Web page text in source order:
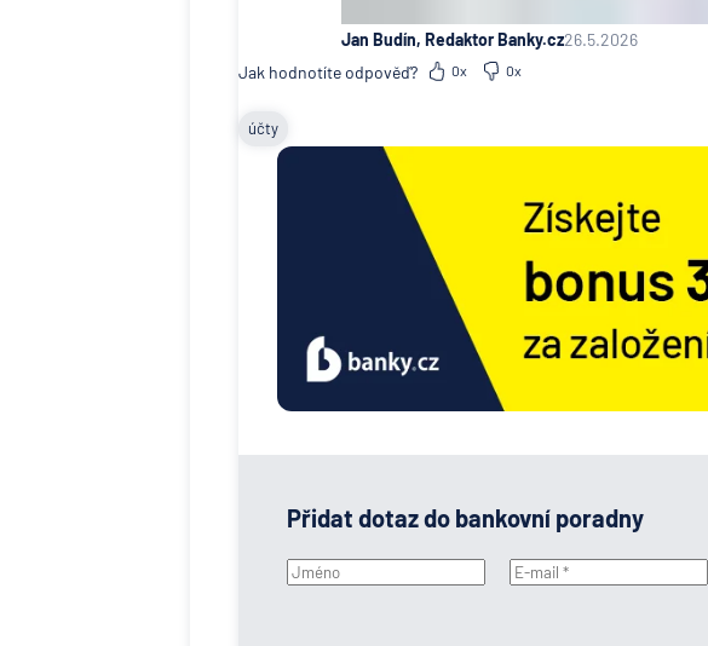
Jan Budín, Redaktor Banky.cz26.5.2026
Jak hodnotíte odpověď?
0x 0x
účty
Přidat dotaz do bankovní poradny